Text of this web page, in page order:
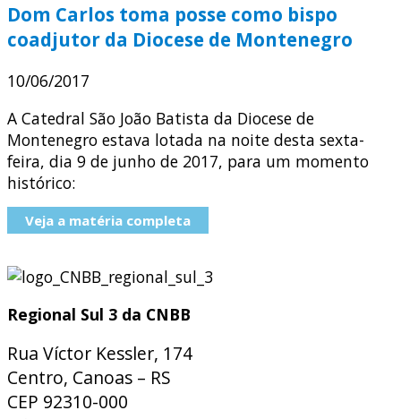
Dom Carlos toma posse como bispo
coadjutor da Diocese de Montenegro
10/06/2017
A Catedral São João Batista da Diocese de
Montenegro estava lotada na noite desta sexta-
feira, dia 9 de junho de 2017, para um momento
histórico:
Veja a matéria completa
Regional Sul 3 da CNBB
Rua Víctor Kessler, 174
Centro, Canoas – RS
CEP 92310-000